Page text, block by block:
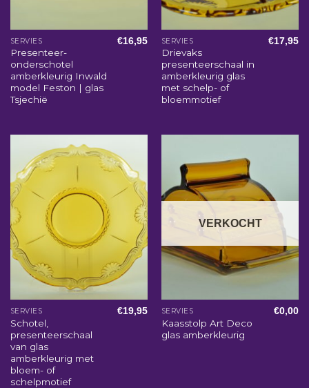
SERVIES
Presenteer-
onderschotel
amberkleurig Inwald
model Feston | glas
Tsjechië
€16,95 SERVIES
Drievaks
presenteerschaal in
amberkleurig glas
met schelp- of
bloemmotief
€17,95
SERVIES
Schotel,
presenteerschaal
van glas
amberkleurig met
bloem- of
schelpmotief
€19,95
VERKOCHT
SERVIES
Kaasstolp Art Deco
glas amberkleurig
€0,00